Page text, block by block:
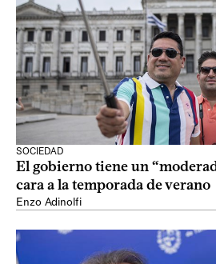
SOCIEDAD
El gobierno tiene un
cara a la temporada de verano
Enzo Adinolfi